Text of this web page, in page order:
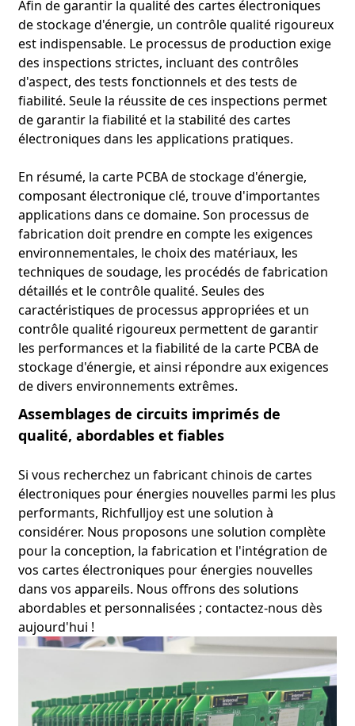
Afin de garantir la qualité des cartes électroniques
de stockage d'énergie, un contrôle qualité rigoureux
est indispensable. Le processus de production exige
des inspections strictes, incluant des contrôles
d'aspect, des tests fonctionnels et des tests de
fiabilité. Seule la réussite de ces inspections permet
de garantir la fiabilité et la stabilité des cartes
électroniques dans les applications pratiques.
En résumé, la carte PCBA de stockage d'énergie,
composant électronique clé, trouve d'importantes
applications dans ce domaine. Son processus de
fabrication doit prendre en compte les exigences
environnementales, le choix des matériaux, les
techniques de soudage, les procédés de fabrication
détaillés et le contrôle qualité. Seules des
caractéristiques de processus appropriées et un
contrôle qualité rigoureux permettent de garantir
les performances et la fiabilité de la carte PCBA de
stockage d'énergie, et ainsi répondre aux exigences
de divers environnements extrêmes.
Assemblages de circuits imprimés de
qualité, abordables et fiables
Si vous recherchez un fabricant chinois de cartes
électroniques pour énergies nouvelles parmi les plus
performants, Richfulljoy est une solution à
considérer. Nous proposons une solution complète
pour la conception, la fabrication et l'intégration de
vos cartes électroniques pour énergies nouvelles
dans vos appareils. Nous offrons des solutions
abordables et personnalisées ; contactez-nous dès
aujourd'hui !